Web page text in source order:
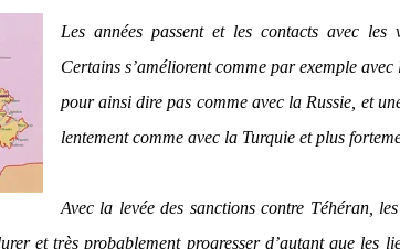
Les années passent et les contacts avec
Certains s’améliorent comme par exemple
pour ainsi dire pas comme avec la Russie, et
lentement comme avec la Turquie et plus
Avec la levée des sanctions contre Téhéran,
et très probablement progresser d’autant que les